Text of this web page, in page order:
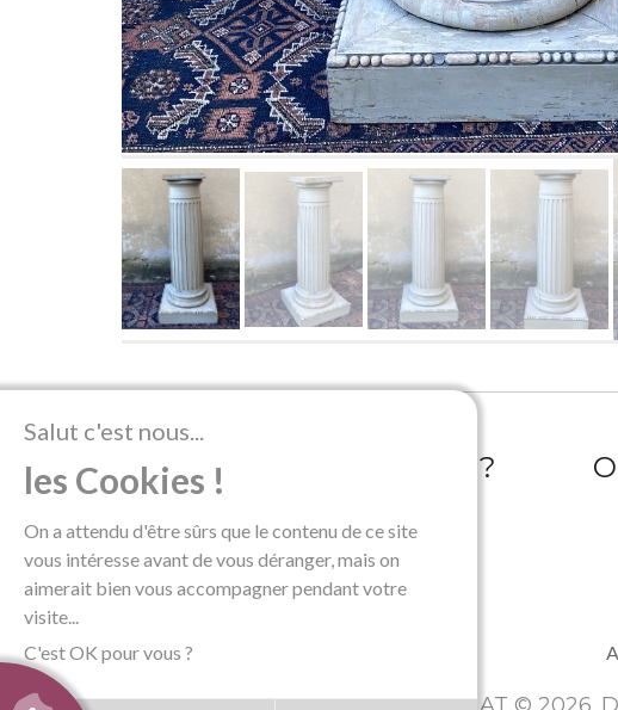
OÙ NOUS TROUVER ?
54000 Nancy
FRANCE
Salut c'est nous...
les Cookies !
On a attendu d'être sûrs que le contenu de ce site
vous intéresse avant de vous déranger, mais on
aimerait bien vous accompagner pendant votre
visite...
C'est OK pour vous ?